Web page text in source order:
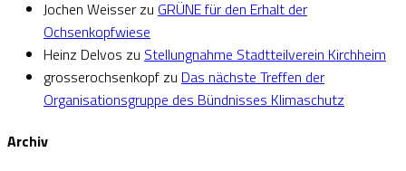
Jochen Weisser zu GRÜNE für den Erhalt der
Ochsenkopfwiese
Heinz Delvos zu Stellungnahme Stadtteilverein Kirchheim
grosserochsenkopf zu Das nächste Treffen der
Organisationsgruppe des Bündnisses Klimaschutz
Archiv